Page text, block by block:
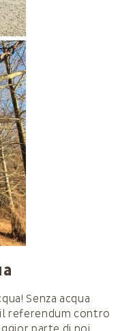
Senza acqua
referendum contro